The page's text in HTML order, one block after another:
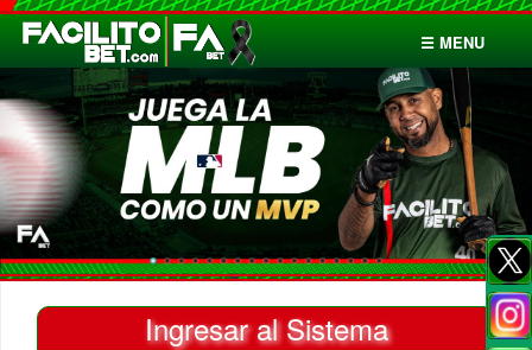
☰ MENU
Inicio
Apuestas
Cuentas
Ingresar al Sistema